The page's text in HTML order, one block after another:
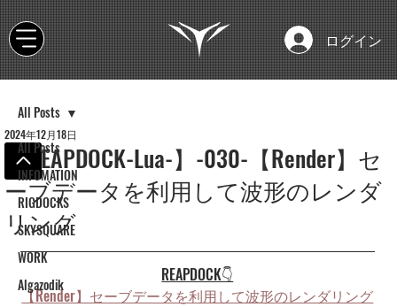
ログイン
All Posts
INFOMATION
RIGDOCKS
SKYSQUARE
WORK
Algazodik
All Posts
【REAPDOCK-Lua-】-030-【Render】セ
ーブデータを利用して波形のレンダ
リング
2024年12月18日
REAPDOCK👇
【Render】セーブデータを利用して波形のレンダリング